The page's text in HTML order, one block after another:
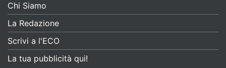
Chi Siamo
La Redazione
Scrivi a l'ECO
La tua pubblicità qui!